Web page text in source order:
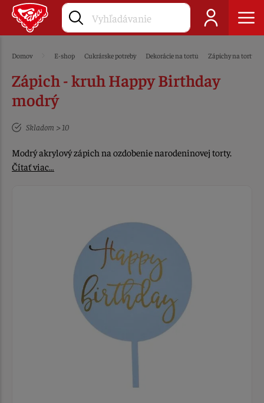
Domov E-shop Cukrárske potreby Dekorácie na tortu Zápichy na tortu
Zápich - kruh Happy Birthday
modrý
Skladom > 10
Modrý akrylový zápich na ozdobenie narodeninovej torty.
Čítať viac…